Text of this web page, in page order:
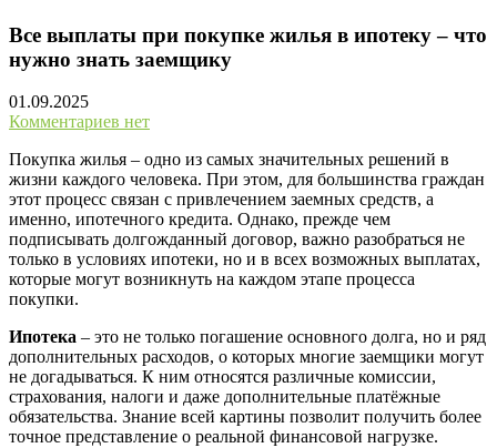
Все выплаты при покупке жилья в ипотеку – что
нужно знать заемщику
01.09.2025
Комментариев нет
Покупка жилья – одно из самых значительных решений в
жизни каждого человека. При этом, для большинства граждан
этот процесс связан с привлечением заемных средств, а
именно, ипотечного кредита. Однако, прежде чем
подписывать долгожданный договор, важно разобраться не
только в условиях ипотеки, но и в всех возможных выплатах,
которые могут возникнуть на каждом этапе процесса
покупки.
Ипотека – это не только погашение основного долга, но и ряд
дополнительных расходов, о которых многие заемщики могут
не догадываться. К ним относятся различные комиссии,
страхования, налоги и даже дополнительные платёжные
обязательства. Знание всей картины позволит получить более
точное представление о реальной финансовой нагрузке.